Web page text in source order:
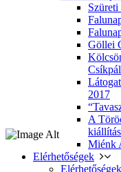
Göllei
2017
A
Miénk
Elérhetőségek
Elérhetőségek